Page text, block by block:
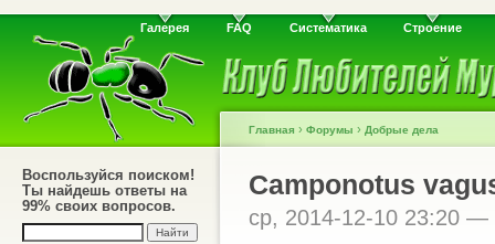
Галерея FAQ Систематика Строение
Воспользуйся поиском!
Ты найдешь ответы на
99% своих вопросов.
Главная › Форумы › Добрые дела
Camponotus
ср, 2014-12-10 23:20 —